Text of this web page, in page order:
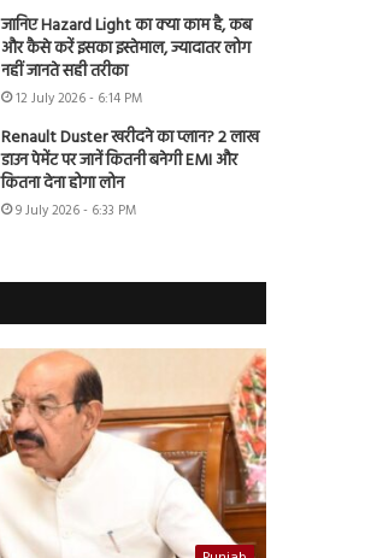
जानिए Hazard Light का क्या काम है, कब
और कैसे करें इसका इस्तेमाल, ज्यादातर लोग
नहीं जानते सही तरीका
12 July 2026 - 6:14 PM
Renault Duster खरीदने का प्लान? 2 लाख
डाउन पेमेंट पर जानें कितनी बनेगी EMI और
कितना देना होगा लोन
9 July 2026 - 6:33 PM